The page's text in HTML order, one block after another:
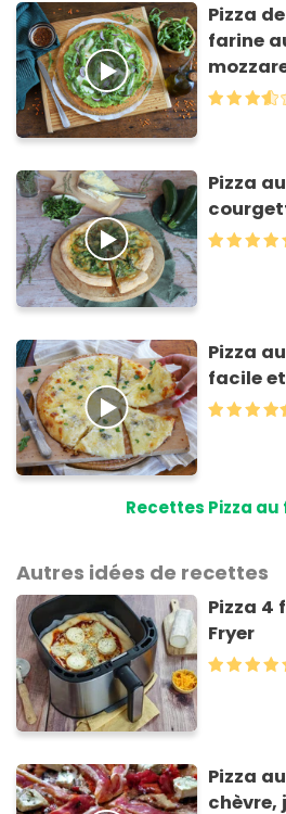
Pizza
farine
Pizza
Pizza
facile
Recettes Pizza
Autres idées de recettes
Pizza 4
Fryer
Pizza
chèvre,